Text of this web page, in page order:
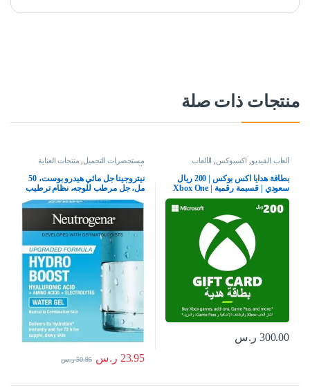
منتجات ذات صلة
ألعاب الفيديو, اكسبوكس, الألعاب
بطاقة هدايا اكس بوكس | 200 ريال
سعودي | قسيمة رقمية | Xbox One
سلسلة S | X وويندوز | (كود التحميل)
– حساب المملكة العربية السعودية
300.00 ر.س
مستحضرات التجميل, منتجات العناية
بالبشرة
نيتروجينا جل مائي هيدرو بوست، 50
مل، جل مرطب للوجه، نظام ترطيب
كامل للعناية بالبشرة مع حمض
الهيالورونيك، خفيف الوزن، غير
كوميدوغينيك، ومناسب للبشرة
الجافة – قد يختلف التغليف، من
نيوتريجينا
23.95 ر.س 50.95 ر.س